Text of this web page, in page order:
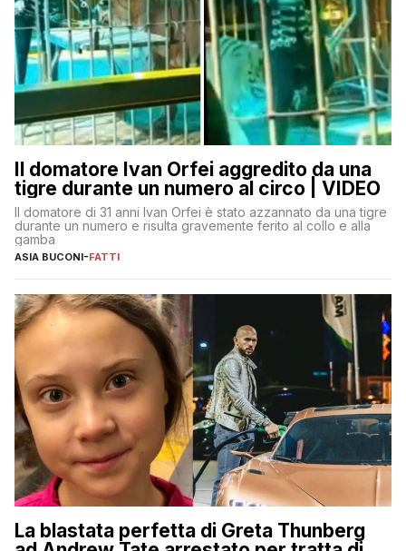
Il domatore Ivan Orfei aggredito da una
tigre durante un numero al circo | VIDEO
Il domatore di 31 anni Ivan Orfei è stato azzannato da una tigre
durante un numero e risulta gravemente ferito al collo e alla
gamba
ASIA BUCONI-FATTI
La blastata perfetta di Greta Thunberg